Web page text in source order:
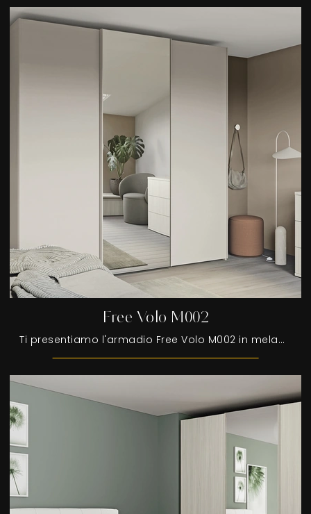
Free Volo M002
Ti presentiamo l'armadio Free Volo M002 in melaminico di Colombini Casa! Un ricco catalogo di armadi a muro con ante scorrevoli.